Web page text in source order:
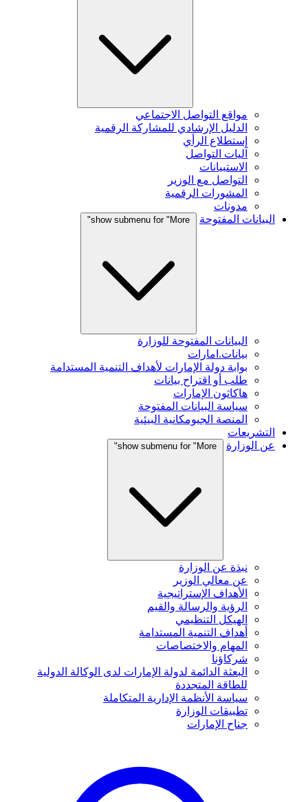
مواقع التواصل الاجتماعي
الدليل الإرشادي للمشاركة الرقمية
إستطلاع الرأي
آليات التواصل
الاستبيانات
التواصل مع الوزير
المشورات الرقمية
مدونات
البيانات المفتوحة
show submenu for "More"
البيانات المفتوحة للوزارة
بيانات.امارات
بوابة دولة الإمارات لأهداف التنمية المستدامة
طلب أو اقتراح بيانات
هاكاثون الإمارات
سياسة البيانات المفتوحة
المنصة الجيومكانية البيئية
التشريعات
عن الوزارة
show submenu for "More"
نبذة عن الوزارة
عن معالي الوزير
الأهداف الإستراتيجية
الرؤية والرسالة والقيم
الهيكل التنظيمي
أهداف التنمية المستدامة
المهام والاختصاصات
شركاؤنا
البعثة الدائمة لدولة الإمارات لدى الوكالة الدولية
للطاقة المتجددة
سياسة الأنظمة الإدارية المتكاملة
تطبيقات الوزارة
جناح الإمارات